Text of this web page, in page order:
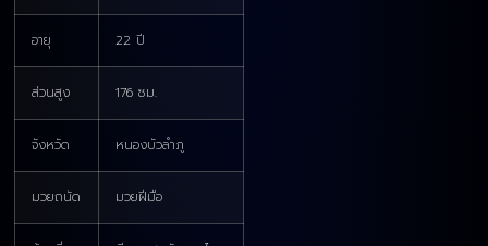
อายุ 22 ปี
ส่วนสูง 176 ซม.
จังหวัด หนองบัวลำภู
มวยถนัด มวยฝีมือ